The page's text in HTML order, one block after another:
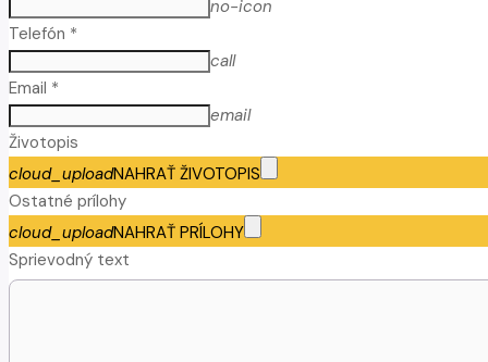
no-icon
Telefón *
call
Email *
email
Životopis
cloud_uploadNAHRAŤ ŽIVOTOPIS
Ostatné prílohy
cloud_uploadNAHRAŤ PRÍLOHY
Sprievodný text